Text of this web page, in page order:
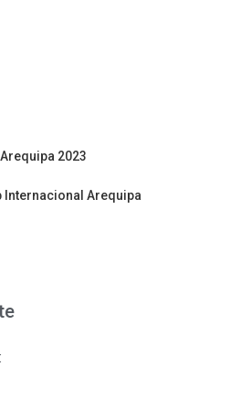
2023
Internacional Arequipa